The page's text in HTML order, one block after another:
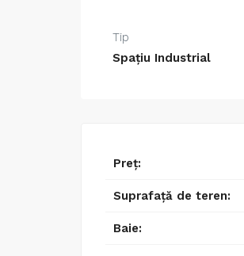
Tip
Spațiu Industrial
Preț:
Suprafață de teren:
Baie: